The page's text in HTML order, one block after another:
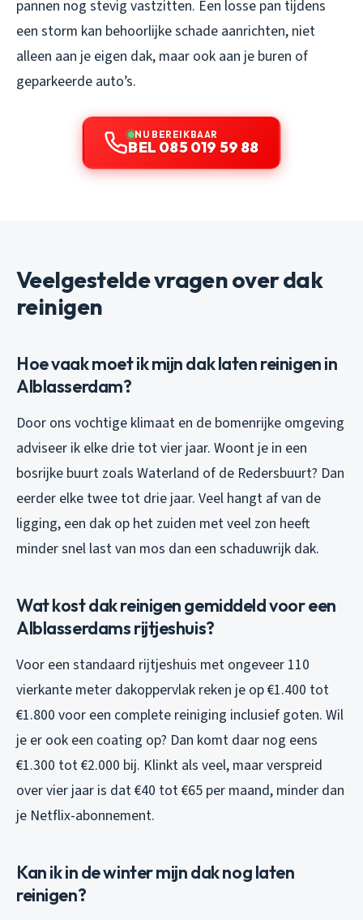
pannen nog stevig vastzitten. Een losse pan tijdens
een storm kan behoorlijke schade aanrichten, niet
alleen aan je eigen dak, maar ook aan je buren of
geparkeerde auto’s.
NU BEREIKBAAR
BEL 085 019 59 88
Veelgestelde vragen over dak
reinigen
Hoe vaak moet ik mijn dak laten reinigen in
Alblasserdam?
Door ons vochtige klimaat en de bomenrijke omgeving
adviseer ik elke drie tot vier jaar. Woont je in een
bosrijke buurt zoals Waterland of de Redersbuurt? Dan
eerder elke twee tot drie jaar. Veel hangt af van de
ligging, een dak op het zuiden met veel zon heeft
minder snel last van mos dan een schaduwrijk dak.
Wat kost dak reinigen gemiddeld voor een
Alblasserdams rijtjeshuis?
Voor een standaard rijtjeshuis met ongeveer 110
vierkante meter dakoppervlak reken je op €1.400 tot
€1.800 voor een complete reiniging inclusief goten. Wil
je er ook een coating op? Dan komt daar nog eens
€1.300 tot €2.000 bij. Klinkt als veel, maar verspreid
over vier jaar is dat €40 tot €65 per maand, minder dan
je Netflix-abonnement.
Kan ik in de winter mijn dak nog laten
reinigen?